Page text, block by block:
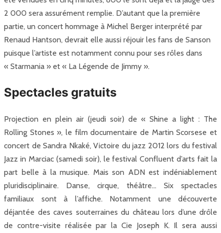
2 000 sera assurément remplie. D’autant que la première
partie, un concert hommage à Michel Berger interprété par
Renaud Hantson, devrait elle aussi réjouir les fans de Sanson
puisque l’artiste est notamment connu pour ses rôles dans
« Starmania » et « La Légende de Jimmy ».
Spectacles gratuits
Projection en plein air (jeudi soir) de « Shine a light : The
Rolling Stones », le film documentaire de Martin Scorsese et
concert de Sandra Nkaké, Victoire du jazz 2012 lors du festival
Jazz in Marciac (samedi soir), le festival Confluent d’arts fait la
part belle à la musique. Mais son ADN est indéniablement
pluridisciplinaire. Danse, cirque, théâtre… Six spectacles
familiaux sont à l’affiche. Notamment une découverte
déjantée des caves souterraines du château lors d’une drôle
de contre-visite réalisée par la Cie Joseph K. Il sera aussi